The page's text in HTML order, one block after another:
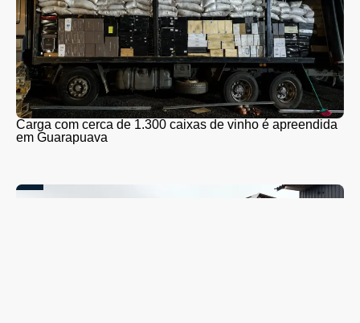
Carga com cerca de 1.300 caixas de vinho é apreendida
em Guarapuava